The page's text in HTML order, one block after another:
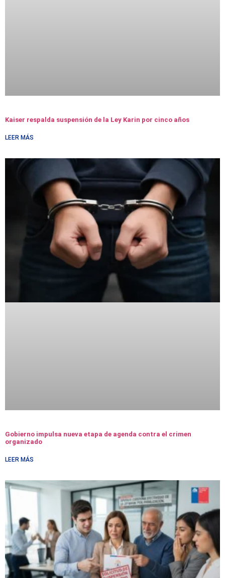
Kaiser respalda suspensión de la Ley Karin por cinco años
LEER MÁS
Gobierno impulsa nueva etapa de agenda contra el crimen
organizado
LEER MÁS